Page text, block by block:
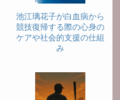
池江璃花子が白血病から
競技復帰する際の心身の
ケアや社会的支援の仕組
み